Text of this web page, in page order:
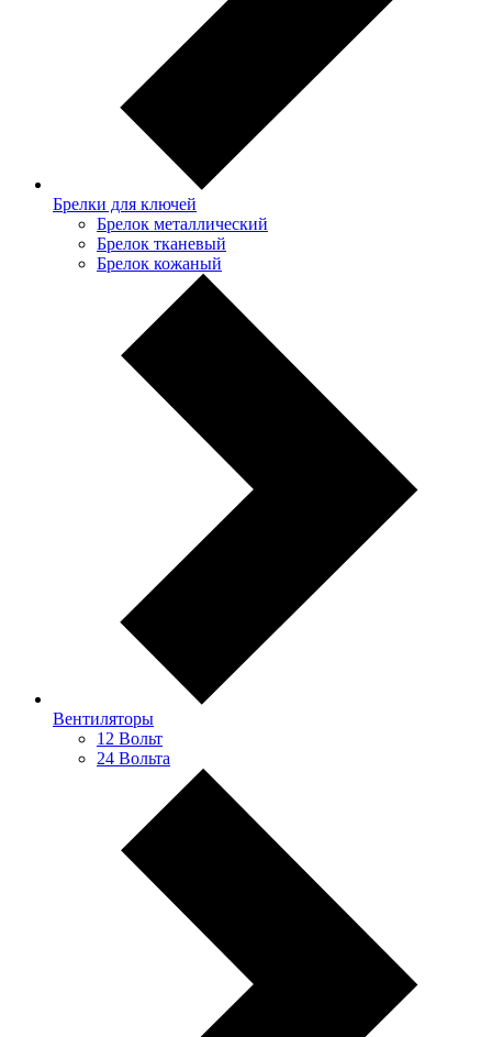
Брелки для ключей
Брелок металлический
Брелок тканевый
Брелок кожаный
Вентиляторы
12 Вольт
24 Вольта